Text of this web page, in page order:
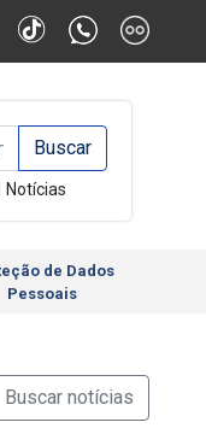
da Fonte
de
Enviar a Busca
Notícias
de Dados
Pessoais
Notícias
Enviar a Busca de